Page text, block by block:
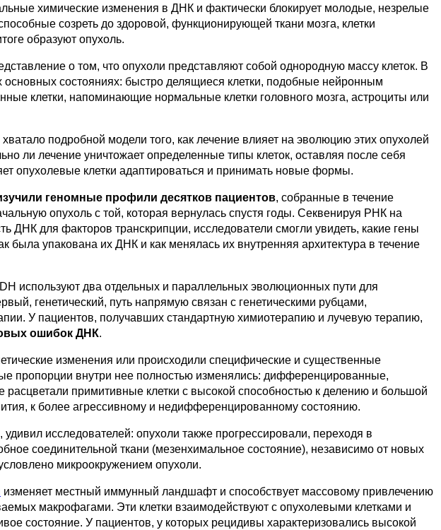
химические изменения в ДНК и фактически блокирует молодые, незрелые
созреть до здоровой, функционирующей ткани мозга, клетки
образуют опухоль.
о том, что опухоли представляют собой однородную массу клеток. В
основных состояниях: быстро делящиеся клетки, подобные нейронным
клетки, напоминающие нормальные клетки головного мозга, астроциты или
подробной модели того, как лечение влияет на эволюцию этих опухолей
ли лечение уничтожает определенные типы клеток, оставляя после себя
опухолевые клетки адаптироваться и принимать новые формы.
геномные профили десятков пациентов, собранные в течение
опухоль с той, которая вернулась спустя годы. Секвенируя РНК на
ДНК для факторов транскрипции, исследователи смогли увидеть, какие гены
была упакована их ДНК и как менялась их внутренняя архитектура в течение
используют два отдельных и параллельных эволюционных пути для
генетический, путь напрямую связан с генетическими рубцами,
У пациентов, получавших стандартную химиотерапию и лучевую терапию,
ошибок ДНК.
изменения или происходили специфические и существенные
пропорции внутри нее полностью изменялись: дифференцированные,
расцветали примитивные клетки с высокой способностью к делению и большой
к более агрессивному и недифференцированному состоянию.
исследователей: опухоли также прогрессировали, переходя в
соединительной ткани (мезенхимальное состояние), независимо от новых
микроокружением опухоли.
изменяет местный иммунный ландшафт и способствует массовому привлечению
макрофагами. Эти клетки взаимодействуют с опухолевыми клетками и
состояние. У пациентов, у которых рецидивы характеризовались высокой